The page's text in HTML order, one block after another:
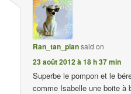
Ran_tan_plansaid on
23 août 2012 à 18 h 37 min
Superbe le pompon et le
comme Isabelle une boite à